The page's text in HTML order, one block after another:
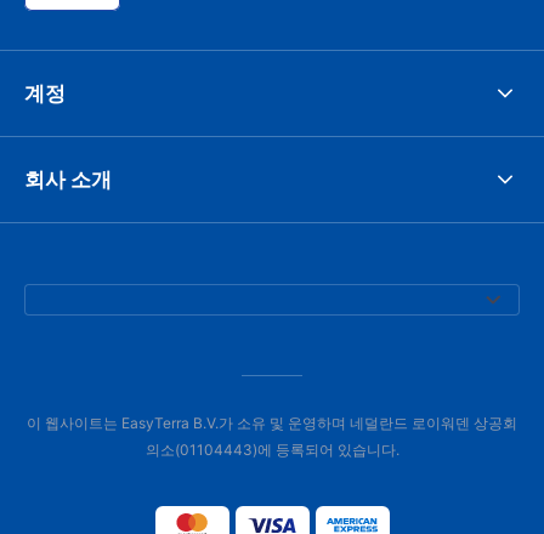
계정
회사 소개
이 웹사이트는 EasyTerra B.V.가 소유 및 운영하며 네덜란드 로이워덴 상공회
의소(01104443)에 등록되어 있습니다.